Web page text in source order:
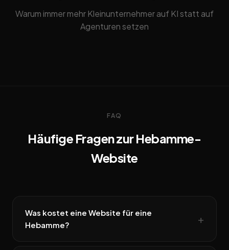
Warum immer mehr Kleinunternehmer auf KI statt auf
Agenturen setzen
FAQ
Häufige Fragen zur Hebamme-
Website
Was kostet eine Website für eine
Hebamme?